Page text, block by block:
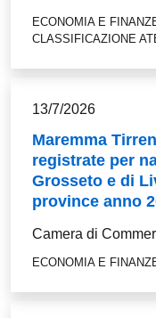
ECONOMIA E
CLASSIFICAZIONE
13/7/2026
Maremma
registrate per
Grosseto e di
province anno
Camera di
ECONOMIA E